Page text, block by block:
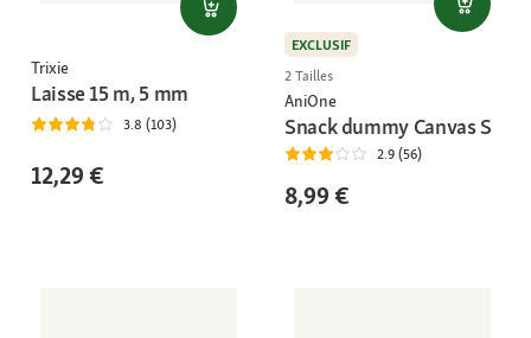
Trixie
Laisse 15 m, 5 mm
3.8 (103)
12,29 €
EXCLUSIF
2 Tailles
AniOne
Snack dummy Canvas S
2.9 (56)
8,99 €